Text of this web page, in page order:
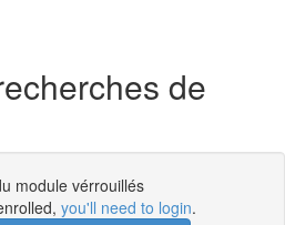
de
module vérrouillés
you'll need to login.